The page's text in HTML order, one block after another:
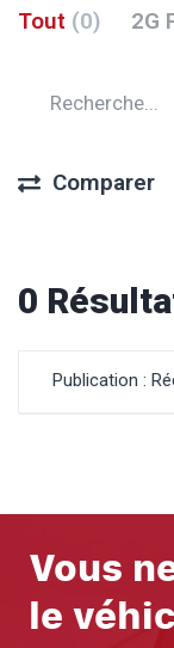
Tout (0) 2G
Comparer
0
Publication :
Vous
le